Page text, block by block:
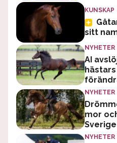
KUNSKAP
sitt
NYHETER
AI
NYHETER
mor
NYHETER